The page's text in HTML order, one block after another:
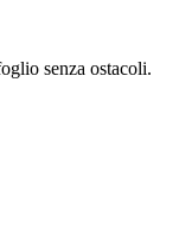
senza ostacoli.